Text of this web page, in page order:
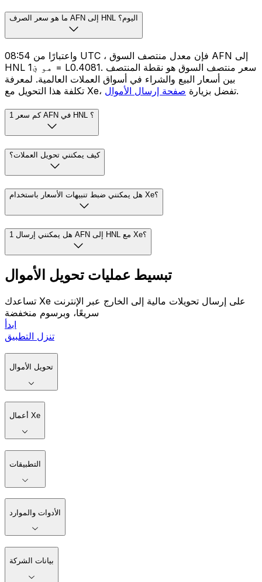
ما هو سعر الصرف AFN إلى HNL اليوم؟
واعتبارًا من 08:54 UTC ، فإن معدل منتصف السوق AFN إلى
HNL هو ؋1 = L0.4081. سعر منتصف السوق هو نقطة المنتصف
بين أسعار البيع والشراء في أسواق العملات العالمية. لمعرفة
تكلفة هذا التحويل مع Xe، تفضل بزيارة صفحة إرسال الأموال .
كم سعر 1 AFN في HNL ؟
كيف يمكنني تحويل العملات؟
هل يمكنني ضبط تنبيهات الأسعار باستخدام Xe؟
هل يمكنني إرسال 1 AFN إلى HNL مع Xe؟
تبسيط عمليات تحويل الأموال
تساعدك Xe على إرسال تحويلات مالية إلى الخارج عبر الإنترنت
سريعًا، وبرسوم منخفضة
ابدأ
تنزل التطبيق
تحويل الأموال
أعمال Xe
التطبيقات
الأدوات والموارد
بيانات الشركة